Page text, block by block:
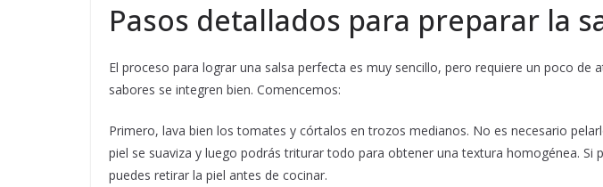
Pasos detallados para preparar la
El proceso para lograr una salsa perfecta es muy sencillo, pero requiere un poco de
sabores se integren bien. Comencemos:
Primero, lava bien los tomates y córtalos en trozos medianos. No es necesario
piel se suaviza y luego podrás triturar todo para obtener una textura homogénea. Si
puedes retirar la piel antes de cocinar.